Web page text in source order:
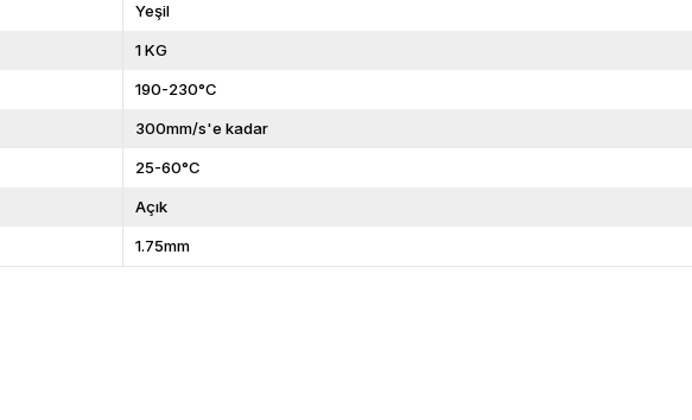
Yeşil
1 KG
190-230°C
300mm/s'e kadar
25-60°C
Açık
1.75mm